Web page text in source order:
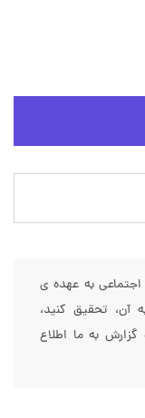
به عهده ی
آن، تحقیق کنید،
به ما اطلاع